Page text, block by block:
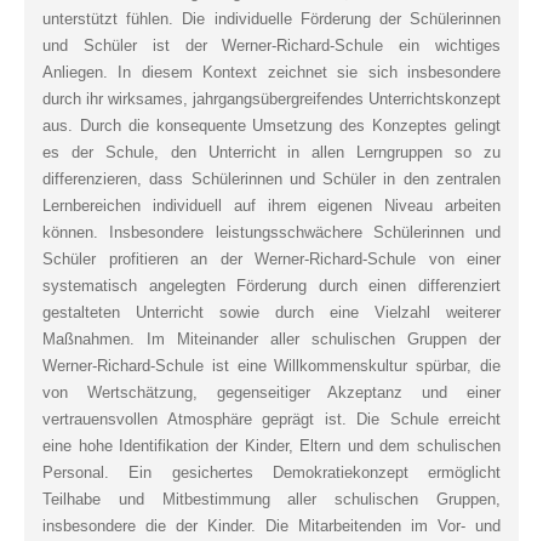
unterstützt fühlen. Die individuelle Förderung der Schülerinnen
und Schüler ist der Werner-Richard-Schule ein wichtiges
Anliegen. In diesem Kontext zeichnet sie sich insbesondere
durch ihr wirksames, jahrgangsübergreifendes Unterrichtskonzept
aus. Durch die konsequente Umsetzung des Konzeptes gelingt
es der Schule, den Unterricht in allen Lerngruppen so zu
differenzieren, dass Schülerinnen und Schüler in den zentralen
Lernbereichen individuell auf ihrem eigenen Niveau arbeiten
können. Insbesondere leistungsschwächere Schülerinnen und
Schüler profitieren an der Werner-Richard-Schule von einer
systematisch angelegten Förderung durch einen differenziert
gestalteten Unterricht sowie durch eine Vielzahl weiterer
Maßnahmen. Im Miteinander aller schulischen Gruppen der
Werner-Richard-Schule ist eine Willkommenskultur spürbar, die
von Wertschätzung, gegenseitiger Akzeptanz und einer
vertrauensvollen Atmosphäre geprägt ist. Die Schule erreicht
eine hohe Identifikation der Kinder, Eltern und dem schulischen
Personal. Ein gesichertes Demokratiekonzept ermöglicht
Teilhabe und Mitbestimmung aller schulischen Gruppen,
insbesondere die der Kinder. Die Mitarbeitenden im Vor- und